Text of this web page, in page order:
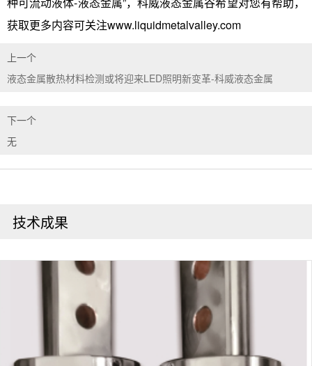
获取更多内容可关注www.liquidmetalvalley.com
上一个
液态金属散热材料检测或将迎来LED照明新变革-科威液态金属
下一个
无
技术成果